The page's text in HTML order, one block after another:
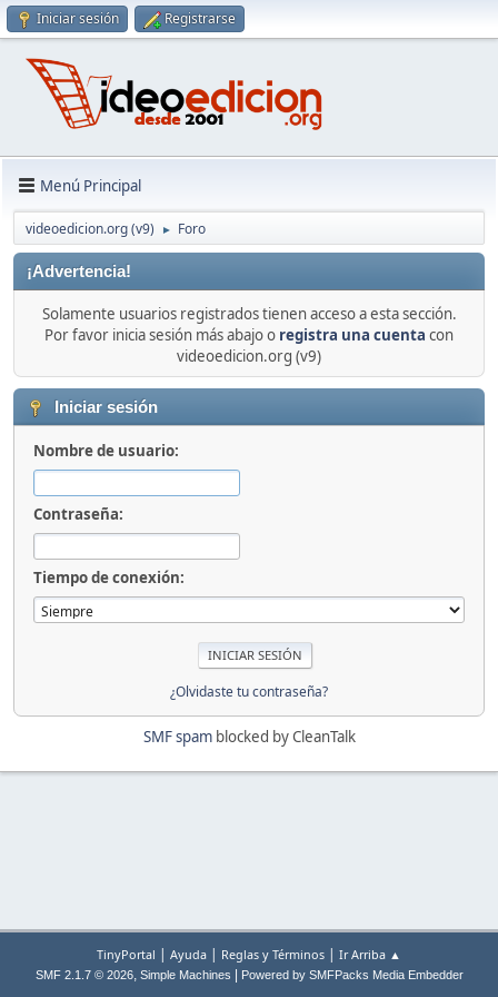
Iniciar sesión Registrarse
Menú Principal
videoedicion.org (v9) ► Foro
¡Advertencia!
Solamente usuarios registrados tienen acceso a esta sección.
Por favor inicia sesión más abajo o registra una cuenta con
videoedicion.org (v9)
Iniciar sesión
Nombre de usuario:
Contraseña:
Tiempo de conexión:
¿Olvidaste tu contraseña?
SMF spamblocked by CleanTalk
TinyPortal | Ayuda | Reglas y Términos | Ir Arriba ▲
SMF 2.1.7 © 2026, Simple Machines Powered by SMFPacks Media Embedder